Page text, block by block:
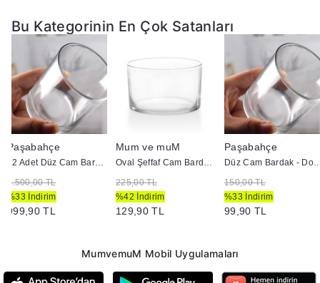
Bu Kategorinin En Çok Satanları
Paşabahçe
12 Adet Düz Cam Bardak - Doluma Uygun
1.500,00 TL
%33 İndirim
999,90 TL
Mum ve muM
Oval Şeffaf Cam Bardak - Doluma Uygun
225,00 TL
%42 İndirim
129,90 TL
Paşabahçe
Düz Cam Bardak -
150,00 TL
%33 İndirim
99,90 TL
MumvemuM Mobil Uygulamaları